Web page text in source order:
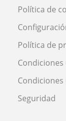
Política de
Política de
Seguridad